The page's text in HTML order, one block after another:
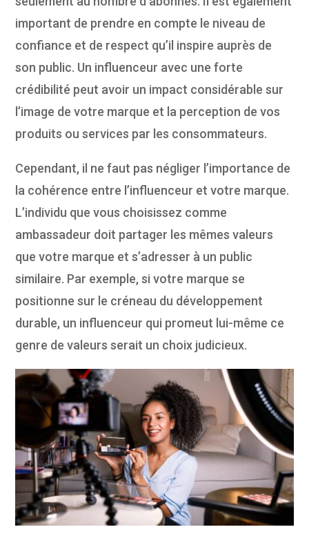
important de prendre en compte le niveau de
confiance et de respect qu’il inspire auprès de
son public. Un influenceur avec une forte
crédibilité peut avoir un impact considérable sur
l’image de votre marque et la perception de vos
produits ou services par les consommateurs.
Cependant, il ne faut pas négliger l’importance de
la cohérence entre l’influenceur et votre marque.
L’individu que vous choisissez comme
ambassadeur doit partager les mêmes valeurs
que votre marque et s’adresser à un public
similaire. Par exemple, si votre marque se
positionne sur le créneau du développement
durable, un influenceur qui promeut lui-même ce
genre de valeurs serait un choix judicieux.